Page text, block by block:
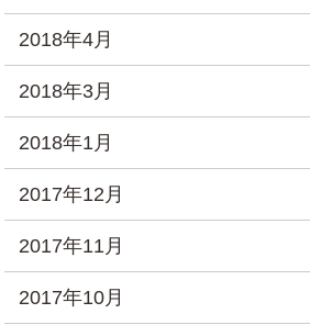
2018年4月
2018年3月
2018年1月
2017年12月
2017年11月
2017年10月